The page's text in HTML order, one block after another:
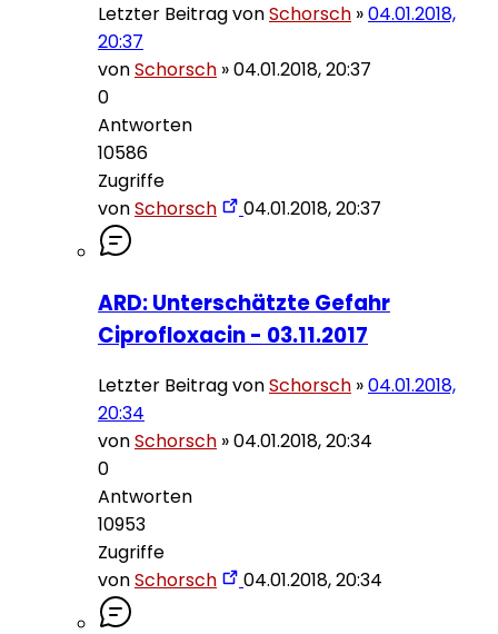
Letzter Beitrag vonSchorsch »04.01.2018,
20:37
vonSchorsch »04.01.2018, 20:37
0
Antworten
10586
Zugriffe
vonSchorsch 04.01.2018, 20:37
ARD: Unterschätzte Gefahr
Ciprofloxacin - 03.11.2017
Letzter Beitrag vonSchorsch »04.01.2018,
20:34
vonSchorsch »04.01.2018, 20:34
0
Antworten
10953
Zugriffe
vonSchorsch 04.01.2018, 20:34